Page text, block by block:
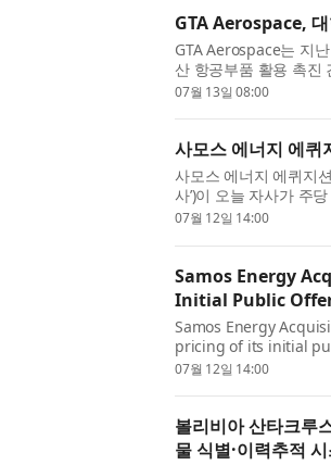
GTA Aerospace,
GTA Aerospace는 지
산 항공부품 활용 촉진
Letter of Intent)를 체
07월 13일 08:00
사모스 에너지 에퀴
사모스 에너지 에퀴지
사’)이 오늘 자사가 주
(‘IPO’)의 가격 결정을
07월 12일 14:00
Samos Energy
Initial Public
Samos Energy
pricing of its initial
$10.00 per unit. The
07월 12일 14:00
볼리비아 산타크루
물 식별·이력추적